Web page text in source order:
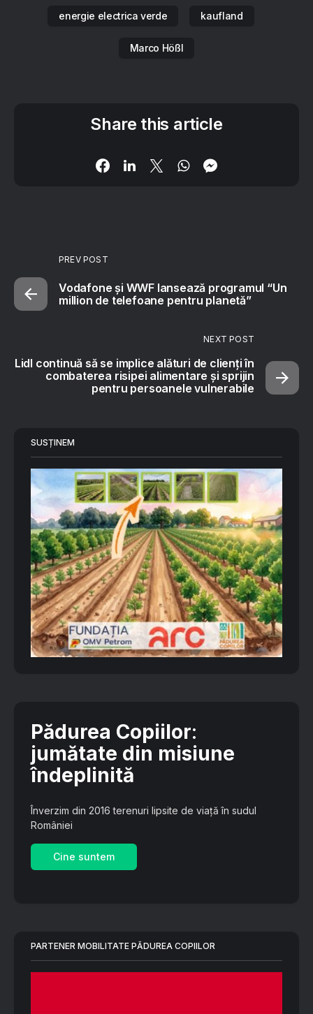
energie electrica verde kaufland
Marco Hößl
Share this article
PREV POST
Vodafone și WWF lansează programul “Un
million de telefoane pentru planetă”
NEXT POST
Lidl continuă să se implice alături de clienți în
combaterea risipei alimentare și sprijin
pentru persoanele vulnerabile
SUSȚINEM
Pădurea Copiilor:
jumătate din misiune
îndeplinită
Înverzim din 2016 terenuri lipsite de viață în sudul
României
Cine suntem
PARTENER MOBILITATE PĂDUREA COPIILOR